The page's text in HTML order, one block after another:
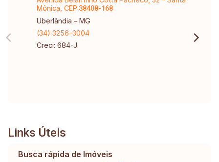
Mônica, CEP:38408-168
Uberlândia - MG
(34) 3256-3004
Creci: 684-J
Links Úteis
Busca rápida de Imóveis